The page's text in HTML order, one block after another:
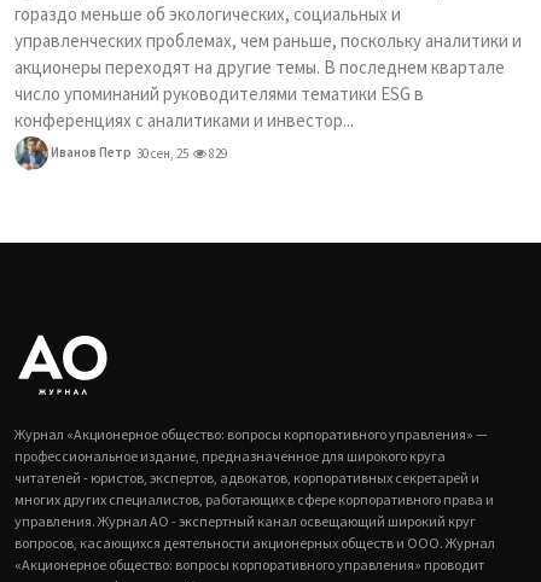
гораздо меньше об экологических, социальных и
управленческих проблемах, чем раньше, поскольку аналитики и
акционеры переходят на другие темы. В последнем квартале
число упоминаний руководителями тематики ESG в
конференциях с аналитиками и инвестор...
Иванов Петр 30 сен, 25 829
Журнал «Акционерное общество: вопросы корпоративного управления» —
профессиональное издание, предназначенное для широкого круга
читателей - юристов, экспертов, адвокатов, корпоративных секретарей и
многих других специалистов, работающих в сфере корпоративного права и
управления. Журнал АО - экспертный канал освещающий широкий круг
вопросов, касающихся деятельности акционерных обществ и ООО. Журнал
«Акционерное общество: вопросы корпоративного управления» проводит